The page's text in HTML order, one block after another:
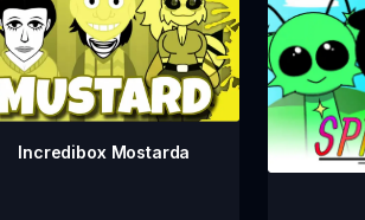
Incredibox Mostarda